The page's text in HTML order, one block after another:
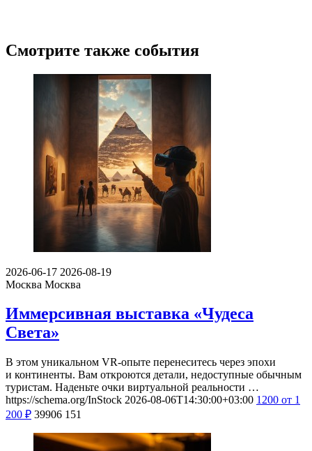
Смотрите также события
2026-06-17 2026-08-19
Москва Москва
Иммерсивная выставка «Чудеса
Света»
В этом уникальном VR-опыте перенеситесь через эпохи
и континенты. Вам откроются детали, недоступные обычным
туристам. Наденьте очки виртуальной реальности …
https://schema.org/InStock 2026-08-06T14:30:00+03:00 1200 от 1
200 ₽ 39906 151